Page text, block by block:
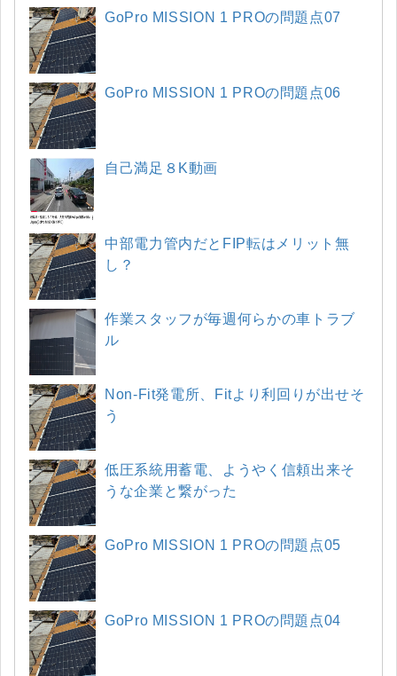
GoPro MISSION 1 PROの問題点07
GoPro MISSION 1 PROの問題点06
自己満足８K動画
中部電力管内だとFIP転はメリット無
し？
作業スタッフが毎週何らかの車トラブ
ル
Non-Fit発電所、Fitより利回りが出せそ
う
低圧系統用蓄電、ようやく信頼出来そ
うな企業と繋がった
GoPro MISSION 1 PROの問題点05
GoPro MISSION 1 PROの問題点04